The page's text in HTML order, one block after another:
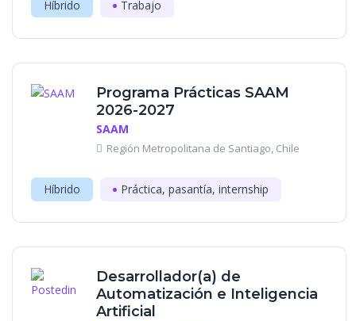
Híbrido Trabajo
Programa Prácticas SAAM
2026-2027
SAAM
Región Metropolitana de Santiago, Chile
Híbrido Práctica, pasantía, internship
Desarrollador(a) de
Automatización e Inteligencia
Artificial